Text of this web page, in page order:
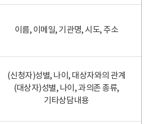
이름, 이메일, 기관명, 시도, 주소
(신청자)성별, 나이, 대상자와의 관계
(대상자)성별, 나이, 과의존 종류,
기타상담내용